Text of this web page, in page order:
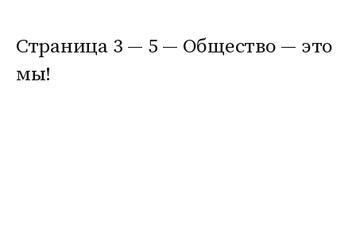
Страница 3 — 5 — Общество — это
мы!